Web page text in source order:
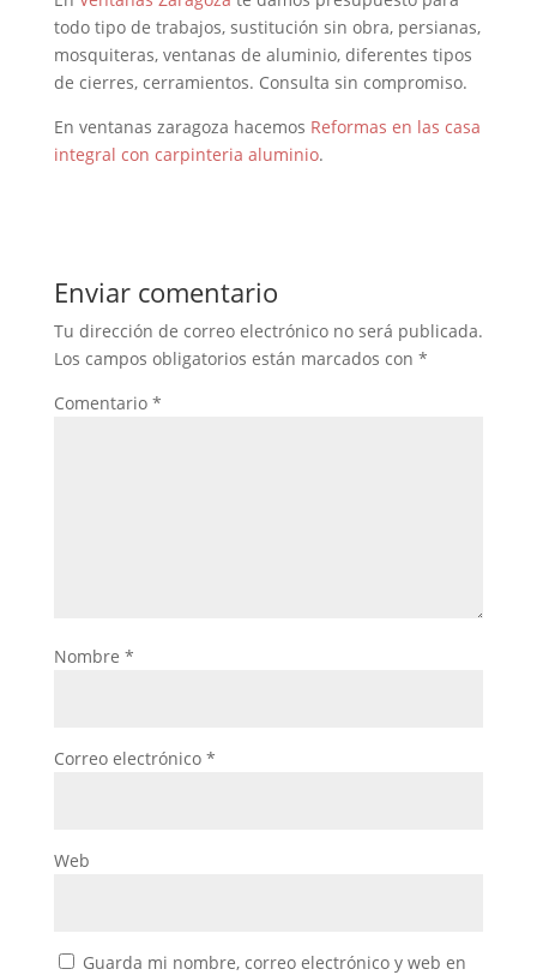
todo tipo de trabajos, sustitución sin obra, persianas,
mosquiteras, ventanas de aluminio, diferentes tipos
de cierres, cerramientos. Consulta sin compromiso.
En ventanas zaragoza hacemos Reformas en las casa
integral con carpinteria aluminio.
Enviar comentario
Tu dirección de correo electrónico no será publicada.
Los campos obligatorios están marcados con *
Comentario *
Nombre *
Correo electrónico *
Web
Guarda mi nombre, correo electrónico y web en